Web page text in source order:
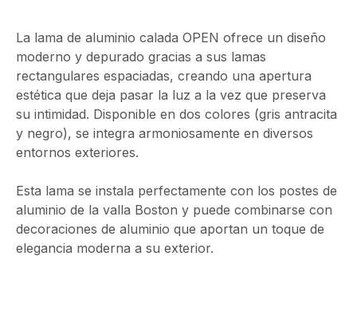
La lama de aluminio calada OPEN ofrece un diseño
moderno y depurado gracias a sus lamas
rectangulares espaciadas, creando una apertura
estética que deja pasar la luz a la vez que preserva
su intimidad. Disponible en dos colores (gris antracita
y negro), se integra armoniosamente en diversos
entornos exteriores.
Esta lama se instala perfectamente con los postes de
aluminio de la valla Boston y puede combinarse con
decoraciones de aluminio que aportan un toque de
elegancia moderna a su exterior.